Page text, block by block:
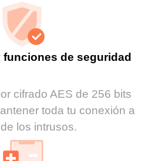
de seguridad
cifrado AES de 256 bits
toda tu conexión a
los intrusos.